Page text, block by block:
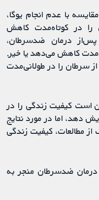
با عدم انجام یوگا،
را در کوتاه‌مدت کاهش
درمان ضدسرطان،
کاهش می‌دهد یا خیر.
سرطان را در طولانی‌مدت
است کیفیت زندگی را در
دهد، اما در مورد نتایج
مطالعات، کیفیت زندگی
درمان ضدسرطان منجر به